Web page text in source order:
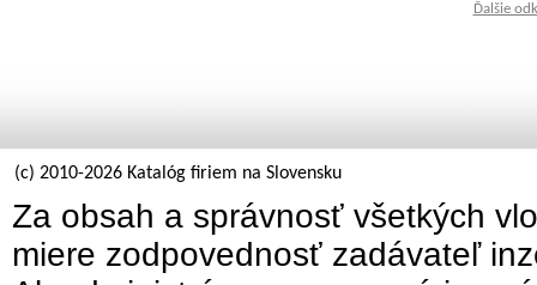
Ďalšie
(c) 2010-2026 Katalóg firiem na Slovensku
Za obsah a správnosť všetkých
miere zodpovednosť zadávateľ